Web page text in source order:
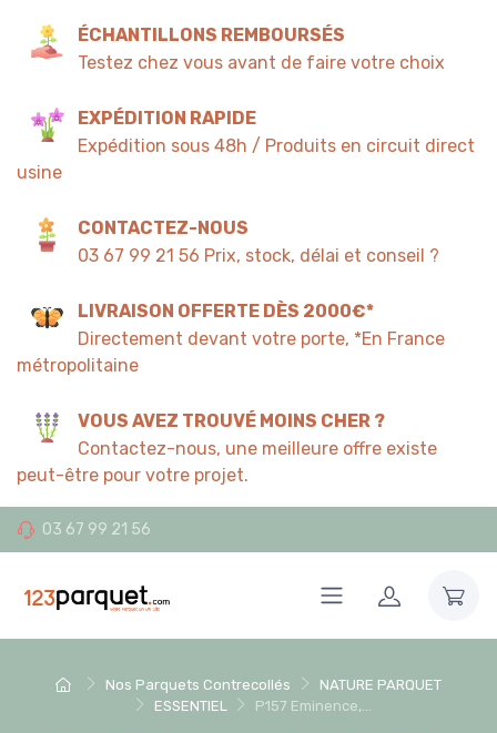
ÉCHANTILLONS REMBOURSÉS
Testez chez vous avant de faire votre choix
EXPÉDITION RAPIDE
Expédition sous 48h / Produits en circuit direct
usine
CONTACTEZ-NOUS
03 67 99 21 56 Prix, stock, délai et conseil ?
LIVRAISON OFFERTE DÈS 2000€*
Directement devant votre porte, *En France
métropolitaine
VOUS AVEZ TROUVÉ MOINS CHER ?
Contactez-nous, une meilleure offre existe
peut-être pour votre projet.
03 67 99 21 56
Nos Parquets Contrecollés
NATURE PARQUET
ESSENTIEL
P157 Eminence,...